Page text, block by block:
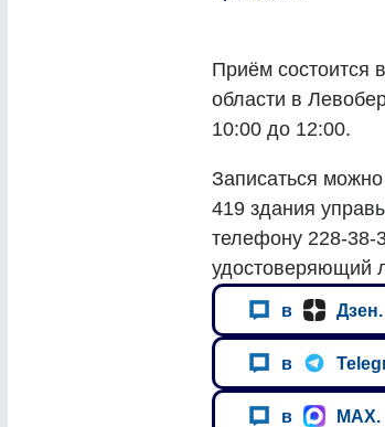
Приём состоится
области в
10:00 до 12:00.
Записаться
419 здания
телефону 228-38-
удостоверяющий
в Дзен.
в
в MAX.